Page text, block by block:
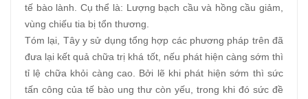
tế bào lành. Cụ thể là: Lượng bạch cầu và hồng cầu giảm,
vùng chiếu tia bị tổn thương.
Tóm lại, Tây y sử dụng tổng hợp các phương pháp trên đã
đưa lại kết quả chữa trị khá tốt, nếu phát hiện càng sớm thì
tỉ lệ chữa khỏi càng cao. Bởi lẽ khi phát hiện sớm thì sức
tấn công của tế bào ung thư còn yếu, trong khi đó sức đề